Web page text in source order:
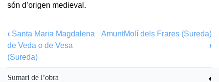
són d’origen medieval.
‹ Santa Maria Magdalena
de Veda o de Vesa
(Sureda)
AmuntMolí dels Frares (Sureda)
›
Sumari de l’obra